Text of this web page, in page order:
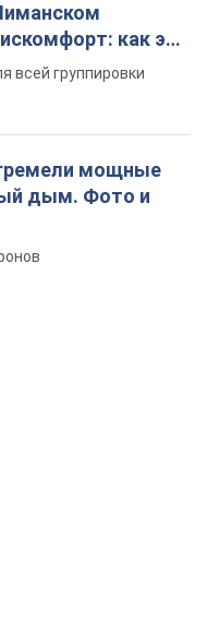
как это
всей группировки
мощные
дым. Фото и